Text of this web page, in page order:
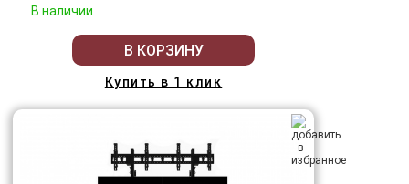
В наличии
В КОРЗИНУ
Купить в 1 клик